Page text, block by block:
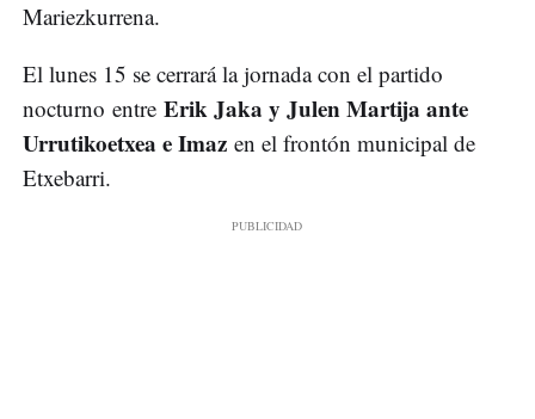
Mariezkurrena.
El lunes 15 se cerrará la jornada con el partido
nocturno entre Erik Jaka y Julen Martija ante
Urrutikoetxea e Imaz en el frontón municipal de
Etxebarri.